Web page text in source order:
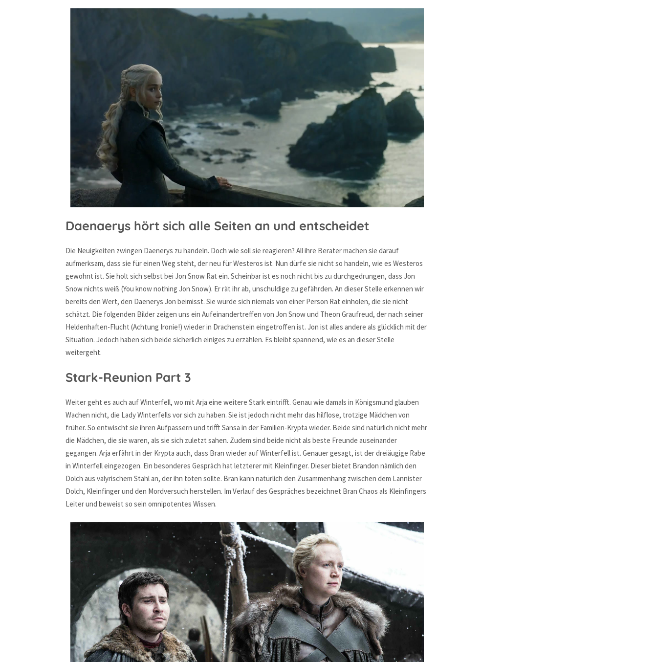
Daenaerys hört sich alle Seiten an und entscheidet
Die Neuigkeiten zwingen Daenerys zu handeln. Doch wie soll sie reagieren? All ihre Berater machen sie darauf
aufmerksam, dass sie für einen Weg steht, der neu für Westeros ist. Nun dürfe sie nicht so handeln, wie es Westeros
gewohnt ist. Sie holt sich selbst bei Jon Snow Rat ein. Scheinbar ist es noch nicht bis zu durchgedrungen, dass Jon
Snow nichts weiß (You know nothing Jon Snow). Er rät ihr ab, unschuldige zu gefährden. An dieser Stelle erkennen wir
bereits den Wert, den Daenerys Jon beimisst. Sie würde sich niemals von einer Person Rat einholen, die sie nicht
schätzt. Die folgenden Bilder zeigen uns ein Aufeinandertreffen von Jon Snow und Theon Graufreud, der nach seiner
Heldenhaften-Flucht (Achtung Ironie!) wieder in Drachenstein eingetroffen ist. Jon ist alles andere als glücklich mit der
Situation. Jedoch haben sich beide sicherlich einiges zu erzählen. Es bleibt spannend, wie es an dieser Stelle
weitergeht.
Stark-Reunion Part 3
Weiter geht es auch auf Winterfell, wo mit Arja eine weitere Stark eintrifft. Genau wie damals in Königsmund glauben
Wachen nicht, die Lady Winterfells vor sich zu haben. Sie ist jedoch nicht mehr das hilflose, trotzige Mädchen von
früher. So entwischt sie ihren Aufpassern und trifft Sansa in der Familien-Krypta wieder. Beide sind natürlich nicht mehr
die Mädchen, die sie waren, als sie sich zuletzt sahen. Zudem sind beide nicht als beste Freunde auseinander
gegangen. Arja erfährt in der Krypta auch, dass Bran wieder auf Winterfell ist. Genauer gesagt, ist der dreiäugige Rabe
in Winterfell eingezogen. Ein besonderes Gespräch hat letzterer mit Kleinfinger. Dieser bietet Brandon nämlich den
Dolch aus valyrischem Stahl an, der ihn töten sollte. Bran kann natürlich den Zusammenhang zwischen dem Lannister
Dolch, Kleinfinger und den Mordversuch herstellen. Im Verlauf des Gespräches bezeichnet Bran Chaos als Kleinfingers
Leiter und beweist so sein omnipotentes Wissen.